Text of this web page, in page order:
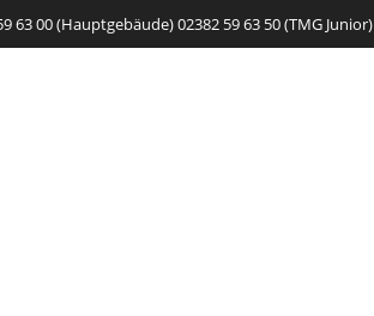
63 00 (Hauptgebäude) 02382 59 63 50 (TMG Junior)